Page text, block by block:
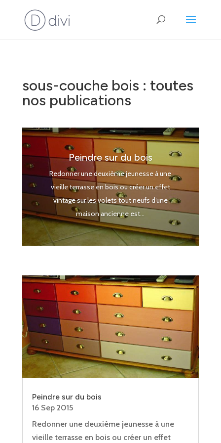
sous-couche bois : toutes
nos publications
Peindre sur du bois
Redonner une deuxième jeunesse à une
vieille terrasse en bois ou créer un effet
vintage sur les volets tout neufs d’une
maison ancienne est...
Peindre sur du bois
16 Sep 2015
Redonner une deuxième jeunesse à une
vieille terrasse en bois ou créer un effet